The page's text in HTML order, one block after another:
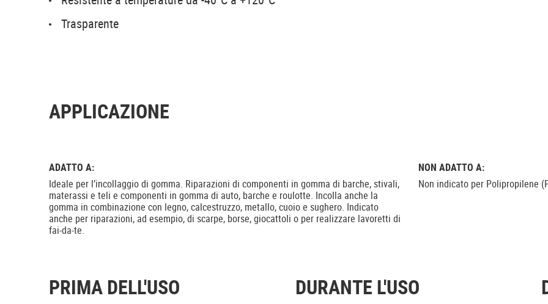
Trasparente
APPLICAZIONE
ADATTO A:
Ideale per l’incollaggio di gomma. Riparazioni di componenti in gomma di barche, stivali,
materassi e teli e componenti in gomma di auto, barche e roulotte. Incolla anche la
gomma in combinazione con legno, calcestruzzo, metallo, cuoio e sughero. Indicato
anche per riparazioni, ad esempio, di scarpe, borse, giocattoli o per realizzare lavoretti di
fai-da-te.
NON ADATTO A:
Non indicato per Polipropilene
PRIMA DELL'USO DURANTE L'USO